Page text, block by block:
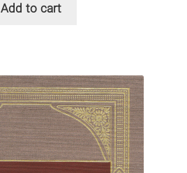
Add to cart